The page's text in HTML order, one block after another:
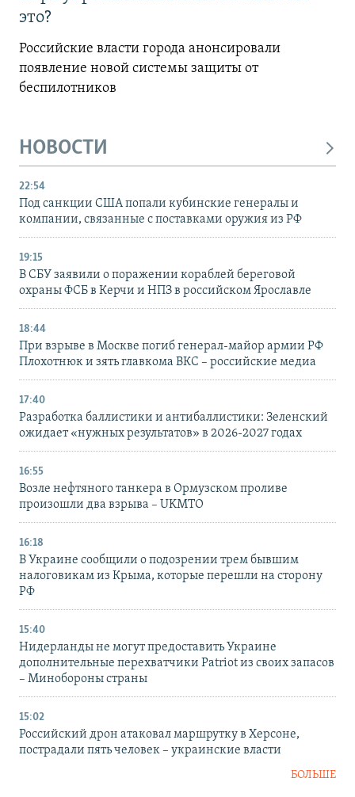
это?
Российские власти города анонсировали
появление новой системы защиты от
беспилотников
НОВОСТИ
22:54
Под санкции США попали кубинские генералы и
компании, связанные с поставками оружия из РФ
19:15
В СБУ заявили о поражении кораблей береговой
охраны ФСБ в Керчи и НПЗ в российском Ярославле
18:44
При взрыве в Москве погиб генерал-майор армии РФ
Плохотнюк и зять главкома ВКС – российские медиа
17:40
Разработка баллистики и антибаллистики: Зеленский
ожидает «нужных результатов» в 2026-2027 годах
16:55
Возле нефтяного танкера в Ормузском проливе
произошли два взрыва – UKMTO
16:18
В Украине сообщили о подозрении трем бывшим
налоговикам из Крыма, которые перешли на сторону
РФ
15:40
Нидерланды не могут предоставить Украине
дополнительные перехватчики Patriot из своих запасов
– Минобороны страны
15:02
Российский дрон атаковал маршрутку в Херсоне,
пострадали пять человек – украинские власти
БОЛЬШЕ